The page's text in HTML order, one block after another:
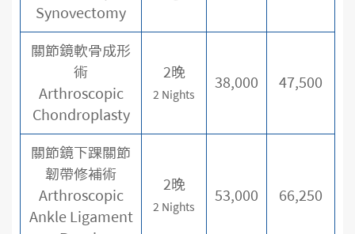
Synovectomy
關節鏡軟骨成形
術
Arthroscopic
Chondroplasty
2晚
2 Nights
38,000 47,500
關節鏡下踝關節
韌帶修補術
Arthroscopic
Ankle Ligament
2晚
2 Nights
53,000 66,250